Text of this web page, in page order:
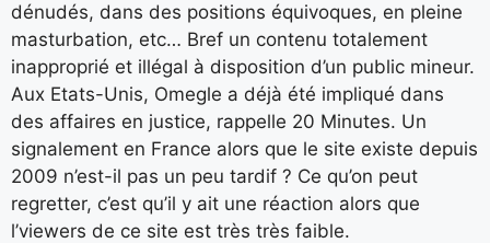
dénudés, dans des positions équivoques, en pleine
masturbation, etc… Bref un contenu totalement
inapproprié et illégal à disposition d’un public mineur.
Aux Etats-Unis, Omegle a déjà été impliqué dans
des affaires en justice, rappelle 20 Minutes. Un
signalement en France alors que le site existe depuis
2009 n’est-il pas un peu tardif ? Ce qu’on peut
regretter, c’est qu’il y ait une réaction alors que
l’viewers de ce site est très très faible.